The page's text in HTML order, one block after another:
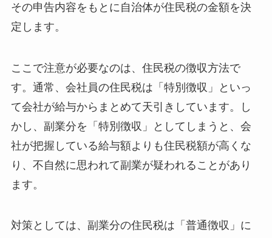
その申告内容をもとに自治体が住民税の金額を決
定します。
ここで注意が必要なのは、住民税の徴収方法で
す。通常、会社員の住民税は「特別徴収」といっ
て会社が給与からまとめて天引きしています。し
かし、副業分を「特別徴収」としてしまうと、会
社が把握している給与額よりも住民税額が高くな
り、不自然に思われて副業が疑われることがあり
ます。
対策としては、副業分の住民税は「普通徴収」に